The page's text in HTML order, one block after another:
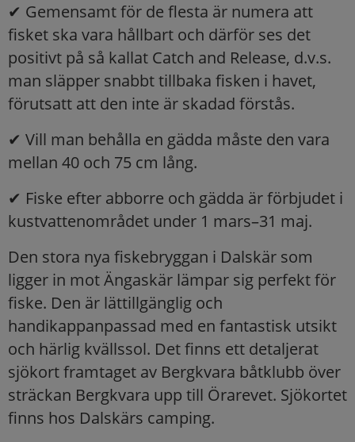
✔ Gemensamt för de flesta är numera att
fisket ska vara hållbart och därför ses det
positivt på så kallat Catch and Release, d.v.s.
man släpper snabbt tillbaka fisken i havet,
förutsatt att den inte är skadad förstås.
✔ Vill man behålla en gädda måste den vara
mellan 40 och 75 cm lång.
✔ Fiske efter abborre och gädda är förbjudet i
kustvattenområdet under 1 mars–31 maj.
Den stora nya fiskebryggan i Dalskär som
ligger in mot Ängaskär lämpar sig perfekt för
fiske. Den är lättillgänglig och
handikappanpassad med en fantastisk utsikt
och härlig kvällssol. Det finns ett detaljerat
sjökort framtaget av Bergkvara båtklubb över
sträckan Bergkvara upp till Örarevet. Sjökortet
finns hos Dalskärs camping.